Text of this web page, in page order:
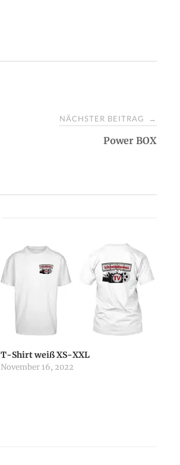
NÄCHSTER BEITRAG →
Power BOX
T-Shirt weiß XS-XXL
November 16, 2022